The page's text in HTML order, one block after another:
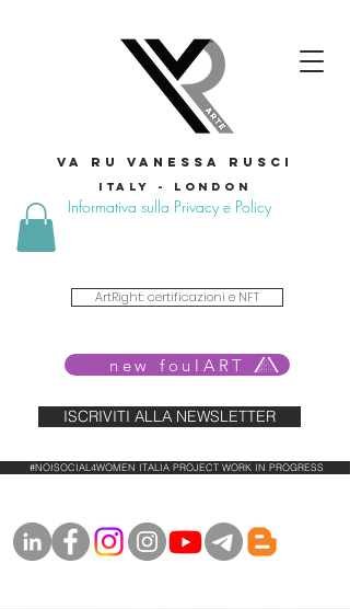
VA RU VANESSA RUSCI
Italy - London
Informativa sulla Privacy e Policy
ArtRight: certificazioni e NFT
new foulART
ISCRIVITI ALLA NEWSLETTER
#NOISOCIAL4WOMEN ITALIA PROJECT WORK IN PROGRESS